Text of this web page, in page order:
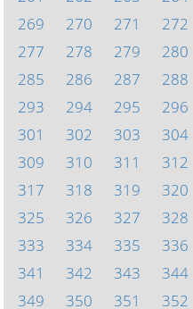
269
270 271 272
277
278 279 280
285
286 287 288
293
294 295 296
301
302 303 304
309
310 311 312
317
318 319 320
325
326 327 328
333
334 335 336
341
342 343 344
349
350 351 352